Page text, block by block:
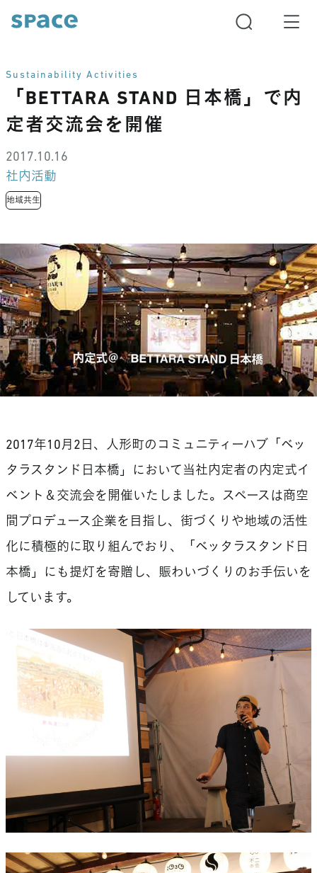
Sustainability Activities
「BETTARA STAND 日本橋」で内
定者交流会を開催
2017.10.16
社内活動
地域共生
2017年10月2日、人形町のコミュニティーハブ「ベッ
タラスタンド日本橋」において当社内定者の内定式イ
ベント＆交流会を開催いたしました。スペースは商空
間プロデュース企業を目指し、街づくりや地域の活性
化に積極的に取り組んでおり、「ベッタラスタンド日
本橋」にも提灯を寄贈し、賑わいづくりのお手伝いを
しています。